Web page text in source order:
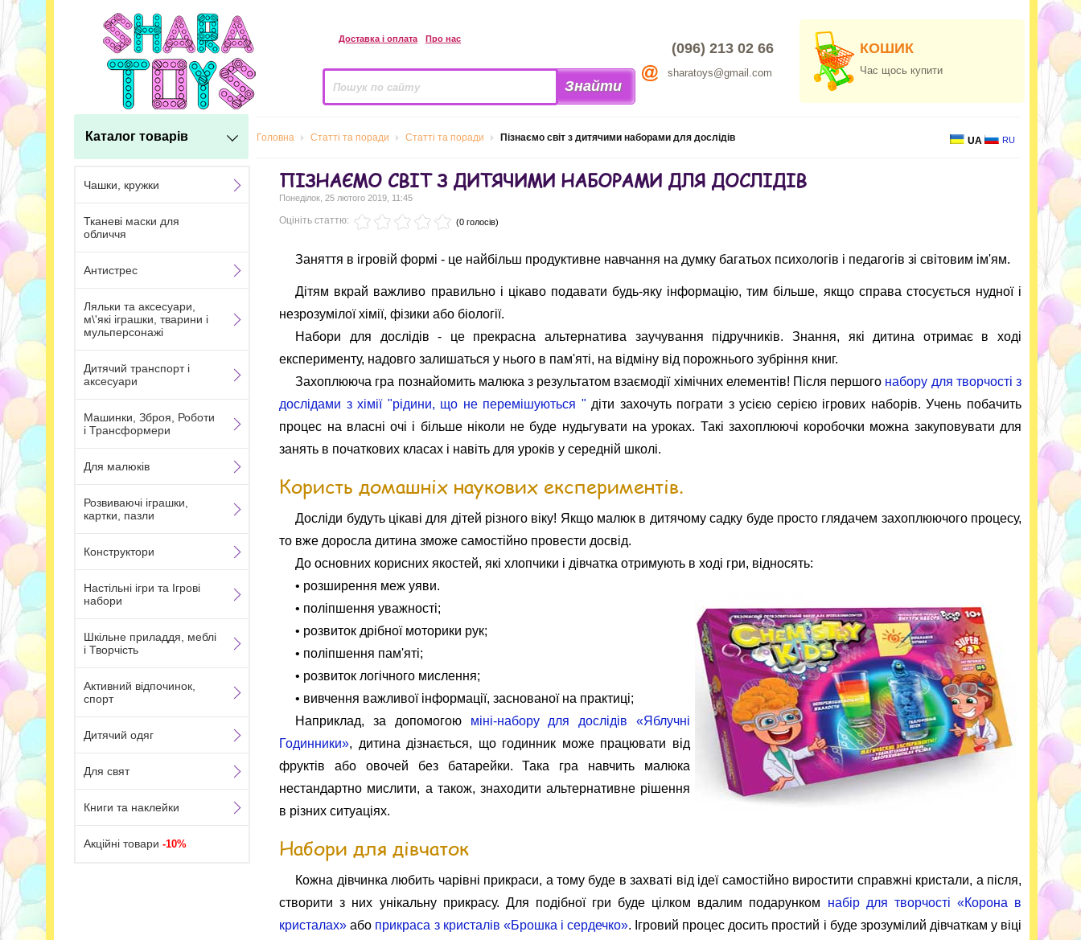
Доставка і оплата Про нас
(096) 213 02 66
sharatoys@gmail.com
КОШИК
Час щось купити
Каталог товарів Головна Статті та поради Статті та поради Пізнаємо світ з дитячими наборами для дослідів UA RU
ПІЗНАЄМО СВІТ З ДИТЯЧИМИ НАБОРАМИ ДЛЯ ДОСЛІДІВ
Понеділок, 25 лютого 2019, 11:45
Оцініть статтю: (0 голосів)
Заняття в ігровій формі - це найбільш продуктивне навчання на думку багатьох психологів і педагогів зі світовим ім'ям.
Дітям вкрай важливо правильно і цікаво подавати будь-яку інформацію, тим більше, якщо справа стосується нудної і
незрозумілої хімії, фізики або біології.
Набори для дослідів - це прекрасна альтернатива заучування підручників. Знання, які дитина отримає в ході
експерименту, надовго залишаться у нього в пам'яті, на відміну від порожнього зубріння книг.
Захоплююча гра познайомить малюка з результатом взаємодії хімічних елементів! Після першого набору для творчості з
дослідами з хімії "рідини, що не перемішуються " діти захочуть пограти з усією серією ігрових наборів. Учень побачить
процес на власні очі і більше ніколи не буде нудьгувати на уроках. Такі захоплюючі коробочки можна закуповувати для
занять в початкових класах і навіть для уроків у середній школі.
Користь домашніх наукових експериментів.
Досліди будуть цікаві для дітей різного віку! Якщо малюк в дитячому садку буде просто глядачем захоплюючого процесу,
то вже доросла дитина зможе самостійно провести досвід.
До основних корисних якостей, які хлопчики і дівчатка отримують в ході гри, відносять:
• розширення меж уяви.
• поліпшення уважності;
• розвиток дрібної моторики рук;
• поліпшення пам'яті;
• розвиток логічного мислення;
• вивчення важливої ​​інформації, заснованої на практиці;
Наприклад, за допомогою міні-набору для дослідів «Яблучні
Годинники», дитина дізнається, що годинник може працювати від
фруктів або овочей без батарейки. Така гра навчить малюка
нестандартно мислити, а також, знаходити альтернативне рішення
в різних ситуаціях.
Набори для дівчаток
Кожна дівчинка любить чарівні прикраси, а тому буде в захваті від ідеї самостійно виростити справжні кристали, а після,
створити з них унікальну прикрасу. Для подібної гри буде цілком вдалим подарунком набір для творчості «Корона в
кристалах» або прикраса з кристалів «Брошка і сердечко». Ігровий процес досить простий і буде зрозумілий дівчаткам у віці
Чашки, кружки
Тканеві маски для
обличчя
Антистрес
Ляльки та аксесуари,
м\'які іграшки, тварини і
мульперсонажі
Дитячий транспорт і
аксесуари
Машинки, Зброя, Роботи
і Трансформери
Для малюків
Розвиваючі іграшки,
картки, пазли
Конструктори
Настільні ігри та Ігрові
набори
Шкільне приладдя, меблі
і Творчість
Активний відпочинок,
спорт
Дитячий одяг
Для свят
Книги та наклейки
Акційні товари -10%